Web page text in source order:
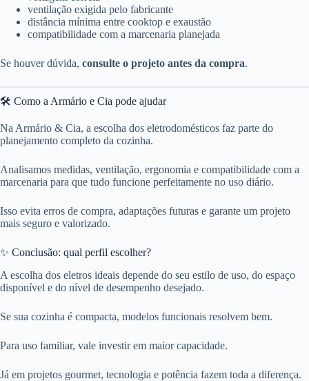
ventilação exigida pelo fabricante
distância mínima entre cooktop e exaustão
compatibilidade com a marcenaria planejada
Se houver dúvida, consulte o projeto antes da compra.
🛠️ Como a Armário e Cia pode ajudar
Na Armário & Cia, a escolha dos eletrodomésticos faz parte do
planejamento completo da cozinha.
Analisamos medidas, ventilação, ergonomia e compatibilidade com a
marcenaria para que tudo funcione perfeitamente no uso diário.
Isso evita erros de compra, adaptações futuras e garante um projeto
mais seguro e valorizado.
✨ Conclusão: qual perfil escolher?
A escolha dos eletros ideais depende do seu estilo de uso, do espaço
disponível e do nível de desempenho desejado.
Se sua cozinha é compacta, modelos funcionais resolvem bem.
Para uso familiar, vale investir em maior capacidade.
Já em projetos gourmet, tecnologia e potência fazem toda a diferença.